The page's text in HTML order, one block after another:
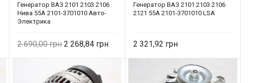
Генератор ВАЗ 2101 2103 2106
Нива 55А 2101-3701010 Авто-
Электрика
2 690,00 2 268,84
Генератор ВАЗ 2101 2103 2106
2121 55А 2101-3701010 LSA
2 321,92